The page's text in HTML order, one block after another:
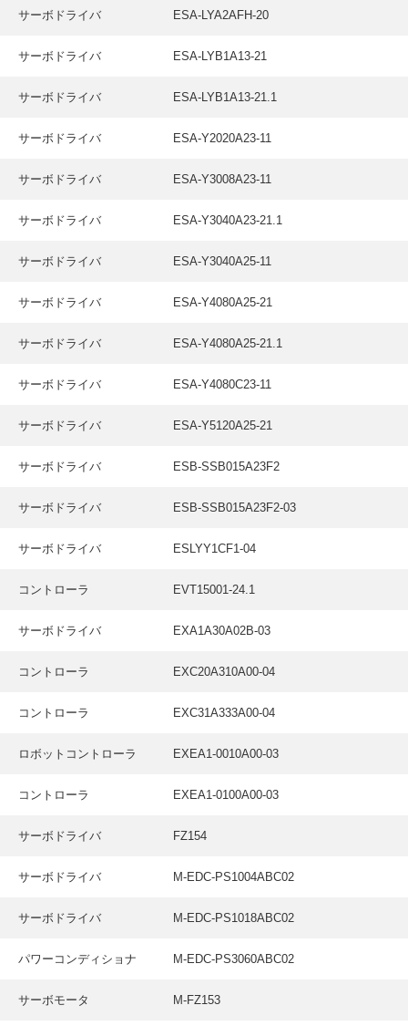
サーボドライバ ESA-LYA2AFH-20
サーボドライバ ESA-LYB1A13-21
サーボドライバ ESA-LYB1A13-21.1
サーボドライバ ESA-Y2020A23-11
サーボドライバ ESA-Y3008A23-11
サーボドライバ ESA-Y3040A23-21.1
サーボドライバ ESA-Y3040A25-11
サーボドライバ ESA-Y4080A25-21
サーボドライバ ESA-Y4080A25-21.1
サーボドライバ ESA-Y4080C23-11
サーボドライバ ESA-Y5120A25-21
サーボドライバ ESB-SSB015A23F2
サーボドライバ ESB-SSB015A23F2-03
サーボドライバ ESLYY1CF1-04
コントローラ EVT15001-24.1
サーボドライバ EXA1A30A02B-03
コントローラ EXC20A310A00-04
コントローラ EXC31A333A00-04
ロボットコントローラ EXEA1-0010A00-03
コントローラ EXEA1-0100A00-03
サーボドライバ FZ154
サーボドライバ M-EDC-PS1004ABC02
サーボドライバ M-EDC-PS1018ABC02
パワーコンディショナ M-EDC-PS3060ABC02
サーボモータ M-FZ153